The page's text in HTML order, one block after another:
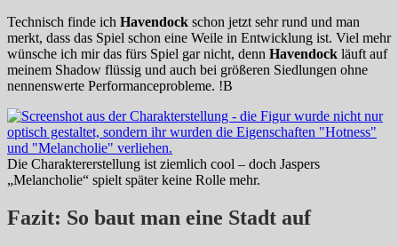
Technisch finde ich Havendock schon jetzt sehr rund und man
merkt, dass das Spiel schon eine Weile in Entwicklung ist. Viel mehr
wünsche ich mir das fürs Spiel gar nicht, denn Havendock läuft auf
meinem Shadow flüssig und auch bei größeren Siedlungen ohne
nennenswerte Performanceprobleme. !B
Die Charaktererstellung ist ziemlich cool – doch Jaspers
„Melancholie“ spielt später keine Rolle mehr.
Fazit: So baut man eine Stadt auf